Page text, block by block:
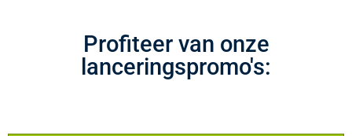
Profiteer van onze
lanceringspromo's: